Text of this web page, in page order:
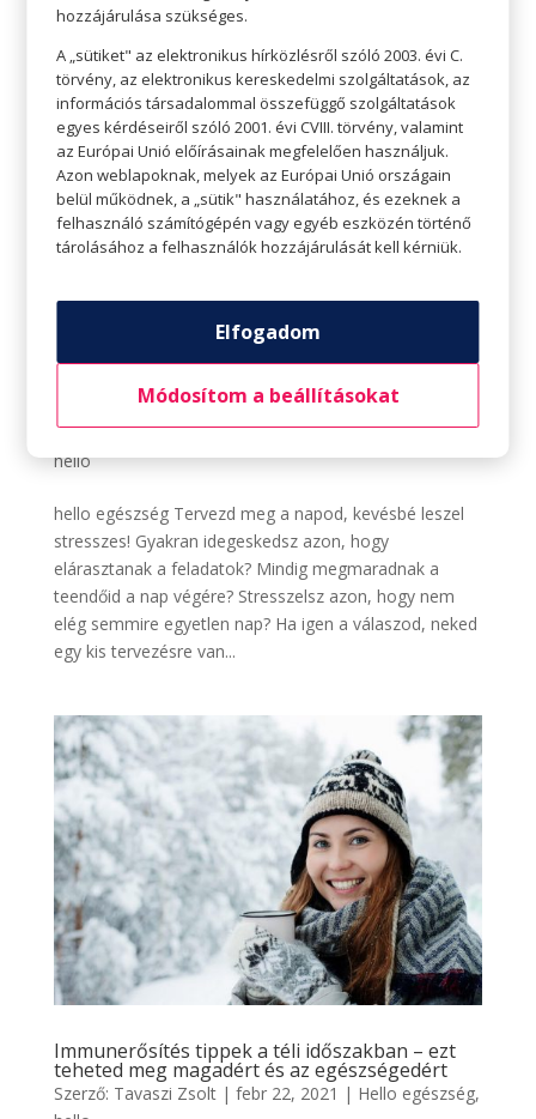
egy matracra és...
Tervezd meg a napod, kevésbé leszel stresszes!
Szerző:Tavaszi Zsolt|febr 22, 2021|Hello egészség,
hello
hello egészség Tervezd meg a napod, kevésbé leszel
stresszes! Gyakran idegeskedsz azon, hogy
elárasztanak a feladatok? Mindig megmaradnak a
teendőid a nap végére? Stresszelsz azon, hogy nem
elég semmire egyetlen nap? Ha igen a válaszod, neked
egy kis tervezésre van...
Immunerősítés tippek a téli időszakban – ezt
teheted meg magadért és az egészségedért
Szerző: Tavaszi Zsolt| febr 22, 2021 | Hello egészség,
hozzájárulása szükséges.
A „sütiket" az elektronikus hírközlésről szóló 2003. évi C.
törvény, az elektronikus kereskedelmi szolgáltatások, az
információs társadalommal összefüggő szolgáltatások
egyes kérdéseiről szóló 2001. évi CVIII. törvény, valamint
az Európai Unió előírásainak megfelelően használjuk.
Azon weblapoknak, melyek az Európai Unió országain
belül működnek, a „sütik" használatához, és ezeknek a
felhasználó számítógépén vagy egyéb eszközén történő
tárolásához a felhasználók hozzájárulását kell kérniük.
Elfogadom
Módosítom a beállításokat